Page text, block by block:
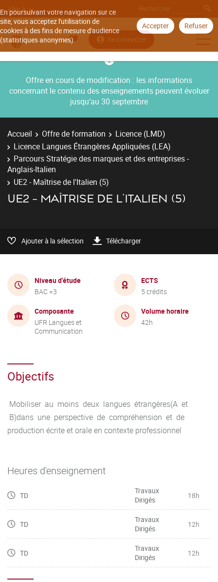
En poursuivant votre navigation sur ce
site, vous acceptez l'utilisation de
cookies à des fins de mesure d'audience
(statistiques anonymes).
Accepter Refuser
Aller à
Se connecter
Offre en cours de modification : les informations
concernant le contenu des enseignements peuvent évoluer
jusqu’au 30 septembre
Accueil Offre de formation
Licence (LMD)
Licence Langues Étrangères Appliquées (LEA)
Parcours Stratégie des marques et des entreprises -
Anglais-Italien
UE2 - Maîtrise de l'Italien (5)
UE2 - MAÎTRISE DE L'ITALIEN (5)
Ajouter à la sélection Télécharger
Niveau d'étude
BAC +3
ECTS
5 crédits
Composante
UFR Langues et
Communication
Volume horaire
42h
Objectifs
Mobiliser au moins deux langues étrangères(A et
B)dans une perspective de compréhension et de
production écrite et orale en contexte professionnel
Heures d'enseignement
TD
Travaux
Dirigés
18h
TD
Travaux
Dirigés
12h
TD
Travaux
Dirigés
12h